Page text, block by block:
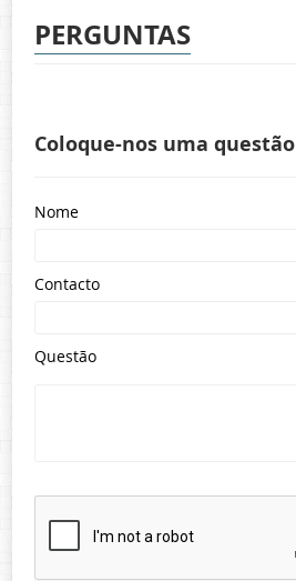
PERGUNTAS
Coloque-nos uma questão
Nome
Contacto
Questão